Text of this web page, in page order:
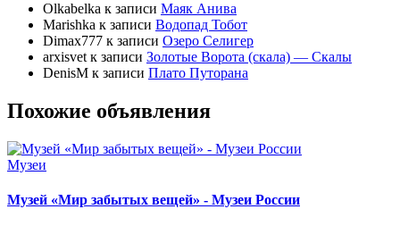
Olkabelka к записи Маяк Анива
Marishka к записи Водопад Тобот
Dimax777 к записи Озеро Селигер
arxisvet к записи Золотые Ворота (скала) — Скалы
DenisM к записи Плато Путорана
Похожие объявления
Музеи
Музей «Мир забытых вещей» - Музеи России